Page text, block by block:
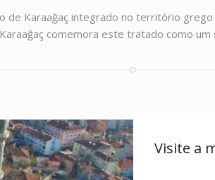
Karaağaç integrado no território
comemora este tratado como
Visite a